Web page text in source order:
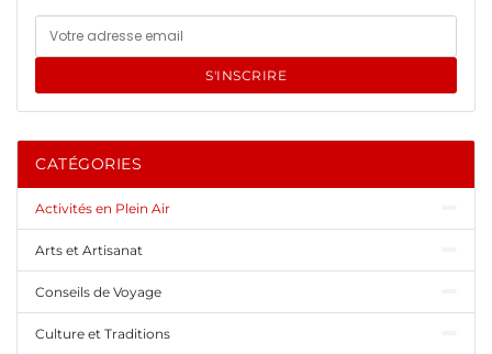
S'INSCRIRE
CATÉGORIES
Activités en Plein Air
Arts et Artisanat
Conseils de Voyage
Culture et Traditions